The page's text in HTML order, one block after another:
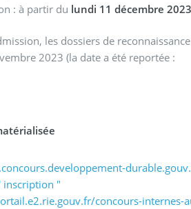
: à partir du lundi 11 décembre 2023
les dossiers de
2023 (la date a été reportée :
"
concours-